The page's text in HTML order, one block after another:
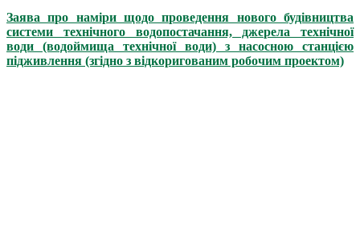
Заява про наміри щодо проведення нового будівництва
системи технічного водопостачання, джерела технічної
води (водоймища технічної води) з насосною станцією
підживлення (згідно з відкоригованим робочим проектом)